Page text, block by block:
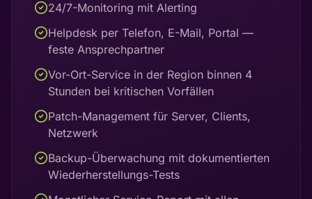
24/7-Monitoring mit Alerting
Helpdesk per Telefon, E-Mail, Portal —
feste Ansprechpartner
Vor-Ort-Service in der Region binnen 4
Stunden bei kritischen Vorfällen
Patch-Management für Server, Clients,
Netzwerk
Backup-Überwachung mit dokumentierten
Wiederherstellungs-Tests